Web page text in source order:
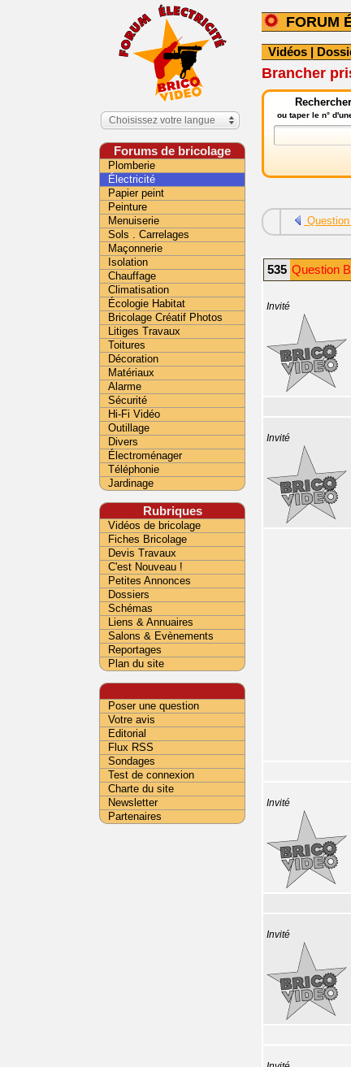
FORUM
Vidéos |
Brancher
ou taper le n°
535 Question
Invité
Invité
Invité
Invité
Choisissez votre langue
Forums de bricolage
Plomberie
Électricité
Papier peint
Peinture
Menuiserie
Sols . Carrelages
Maçonnerie
Isolation
Chauffage
Climatisation
Écologie Habitat
Bricolage Créatif Photos
Litiges Travaux
Toitures
Décoration
Matériaux
Alarme
Sécurité
Hi-Fi Vidéo
Outillage
Divers
Électroménager
Téléphonie
Jardinage
Rubriques
Vidéos de bricolage
Fiches Bricolage
Devis Travaux
C'est Nouveau !
Petites Annonces
Dossiers
Schémas
Liens & Annuaires
Salons & Evènements
Reportages
Plan du site
Poser une question
Votre avis
Editorial
Flux RSS
Sondages
Test de connexion
Charte du site
Newsletter
Partenaires